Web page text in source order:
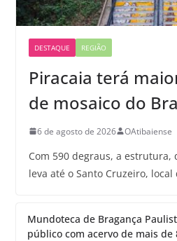
DESTAQUE REGIÃO
Piracaia terá
de mosaico do
6 de agosto de 2026 OAtibaiense
Com 590 degraus, a estrutura,
leva até o Santo Cruzeiro,
Mundoteca de Bragança
público com acervo de mais de